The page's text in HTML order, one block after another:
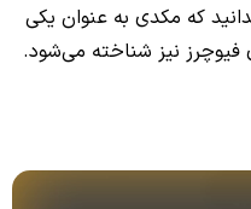
که مکدی به عنوان یکی
فیوچرز نیز شناخته می‌شود.